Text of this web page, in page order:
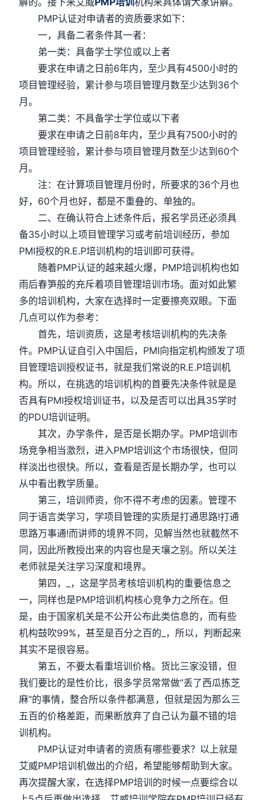
PMP认证对申请者的资质要求如下：
一，具备二者条件其一者：
弟一类：具备学士学位或以上者
要求在申请之日前6年内，至少具有4500小时的
项目管理经验，累计参与项目管理月数至少达到36个
月。
第二类：不具备学士学位或以下者
要求在申请之日前8年内，至少具有7500小时的
项目管理经验，累计参与项目管理月数至少达到60个
月。
注：在计算项目管理月份时，所要求的36个月也
好，60个月也好，都是不重叠的、单独的。
二、在确认符合上述条件后，报名学员还必须具
备35小时以上项目管理学习或考前培训经历，参加
PMI授权的R.E.P培训机构的培训即可获得。
随着PMP认证的越来越火爆，PMP培训机构也如
雨后春笋般的充斥着项目管理培训市场。面对如此繁
多的培训机构，大家在选择时一定要擦亮双眼。下面
几点可以作为参考：
首先，培训资质，这是考核培训机构的先决条
件。PMP认证自引入中国后，PMI向指定机构颁发了项
目管理培训授权证书，就是我们常说的R.E.P培训机
构。所以，在挑选的培训机构的首要先决条件就是是
否具有PMI授权培训证书，以及是否可以出具35学时
的PDU培训证明。
其次，办学条件，是否是长期办学。PMP培训市
场竞争相当激烈，进入PMP培训这个市场很快，但同
样淡出也很快。所以，查看是否是长期办学，也可以
从中看出教学质量。
第三，培训师资，你不得不考虑的因素。管理不
同于语言类学习，学项目管理的实质是打通思路!打通
思路万事通!而讲师的境界不同，见解当然也就截然不
同，因此所教授出来的内容也是天壤之别。所以关注
老师就是关注学习深度和境界。
第四，_，这是学员考核培训机构的重要信息之
一，同样也是PMP培训机构核心竞争力之所在。但
是，由于国家机关是不公开公布此类信息的，而有些
机构鼓吹99%，甚至是百分之百的_，所以，判断起来
其实不是很容易。
第五，不要太看重培训价格。货比三家没错，但
我们要比的是性价比，很多学员常常做“丢了西瓜拣芝
麻”的事情，整合所以条件都满意，但就是因为那么三
五百的价格差距，而果断放弃了自己认为蕞不错的培
训机构。
PMP认证对申请者的资质有哪些要求？以上就是
艾威PMP培训机做出的介绍，希望能够帮助到大家。
再次提醒大家，在选择PMP培训的时候一点要综合以